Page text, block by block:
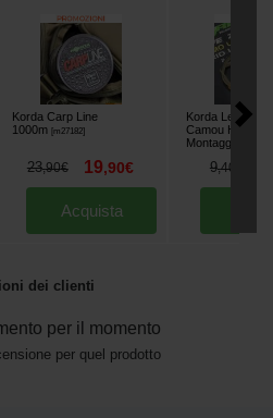
Korda Carp Line
1000m [m27182]
23,90€ 19,90€
Acquista
Korda Leader
Camou Hybrid
Montaggio
9,40
dei clienti
per il momento
per quel prodotto